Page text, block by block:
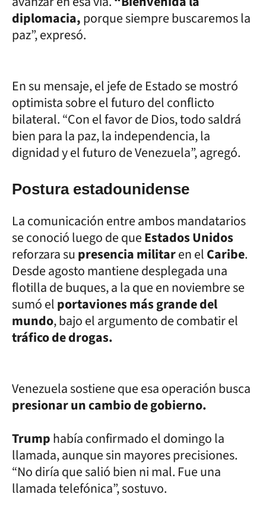
diplomacia,porque siempre buscaremos la
paz”, expresó.
En su mensaje, el jefe de Estado se mostró
optimista sobre el futuro del conflicto
bilateral. “Con el favor de Dios, todo saldrá
bien para la paz, la independencia, la
dignidad y el futuro de Venezuela”, agregó.
Postura estadounidense
La comunicación entre ambos mandatarios
se conoció luego de queEstados Unidos
reforzara supresencia militaren elCaribe.
Desde agosto mantiene desplegada una
flotilla de buques, a la que en noviembre se
sumó elportaviones más grande del
mundo, bajo el argumento de combatir el
tráfico de drogas.
Venezuela sostiene que esa operación busca
presionar un cambio de gobierno.
Trumphabía confirmado el domingo la
llamada, aunque sin mayores precisiones.
“No diría que salió bien ni mal. Fue una
llamada telefónica”, sostuvo.